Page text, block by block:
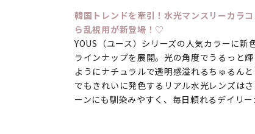
韓国トレンドを牽引！水光マンスリーカラ
ら乱視用が新登場！♡
YOUS（ユース）シリーズの人気カラーに新
ラインナップを展開。光の角度でうるっと
ようにナチュラルで透明感溢れるちゅるん
でもきれいに発色するリアル水光レンズは
ーンにも馴染みやすく、毎日頼れるデイリー